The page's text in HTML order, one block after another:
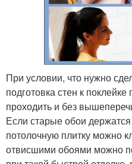
При условии, что нужно
подготовка стен к
проходить и без
Если старые обои
потолочную плитку можно
отвисшими обоями можно